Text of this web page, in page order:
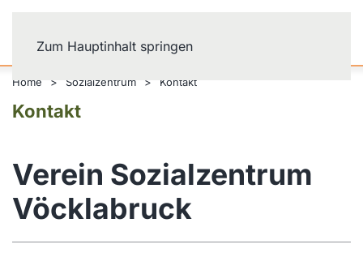
Zum Hauptinhalt springen
Home Sozialzentrum Kontakt
Kontakt
Verein Sozialzentrum
Vöcklabruck